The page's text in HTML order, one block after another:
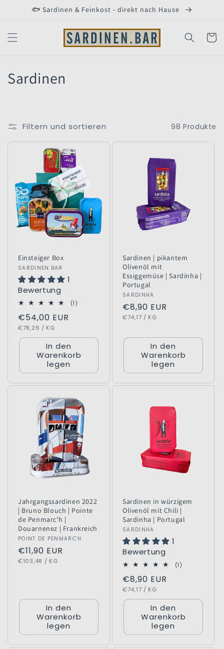
zum🐟 Sardinen & Feinkost - direkt nach Hause
K
e
Sardinen
Filtern und sortieren 98 Produkte
Einsteiger Box
Anbieter:
SARDINEN.BAR
1
Bewertung
(1)
Normaler
Preis
€54,00 EUR
GRUNDPREIS
€78,26 / PRO
KG
In den
Warenkorb
legen
Sardinen | pikantem
Olivenöl mit
Essiggemüse | Sardinha |
Portugal
Anbieter:
SARDINHA
Normaler
Preis
€8,90 EUR
GRUNDPREIS
€74,17 / PRO
KG
In den
Warenkorb
legen
Jahrgangssardinen 2022
| Bruno Blouch | Pointe
de Penmarc'h |
Douarnenez | Frankreich
Anbieter:
POINT DE PENMARC'H
Normaler
Preis
€11,90 EUR
GRUNDPREIS
€103,48 / PRO
KG
In den
Warenkorb
legen
Sardinen in würzigem
Olivenöl mit Chili |
Sardinha | Portugal
Anbieter:
SARDINHA
1
Bewertung
(1)
Normaler
Preis
€8,90 EUR
GRUNDPREIS
€74,17 / PRO
KG
In den
Warenkorb
legen